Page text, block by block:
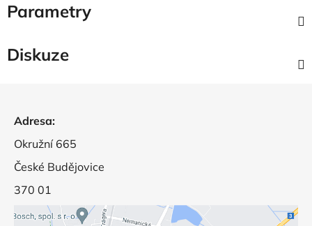
Parametry
Diskuze
Adresa:
Okružní 665
České Budějovice
370 01